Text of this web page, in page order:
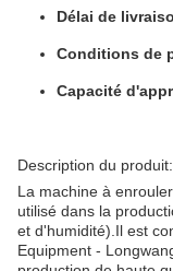
Délai de
Conditions de
Capacité
Description du produit:
La machine à
utilisé dans la
et d'humidité).Il est
Equipment -